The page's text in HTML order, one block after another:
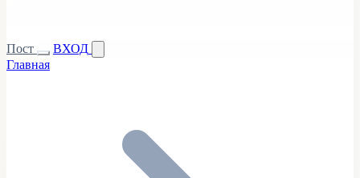
Пост
ВХОД
Главная